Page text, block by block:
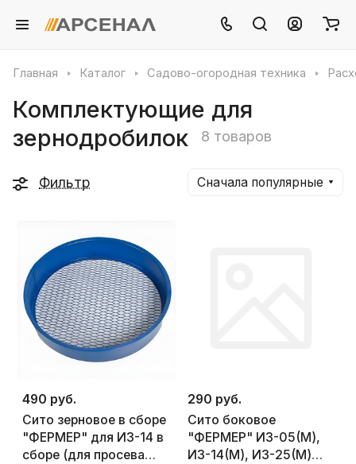
Главная Каталог Садово-огородная техника
Комплектующие для
зернодробилок
8 товаров
Фильтр Сначала популярные
490 руб.
Сито зерновое в сборе
"ФЕРМЕР" для ИЗ-14 в
сборе (для просева
290 руб.
Сито боковое
"ФЕРМЕР" ИЗ-05(М),
ИЗ-14(М), ИЗ-25(М)